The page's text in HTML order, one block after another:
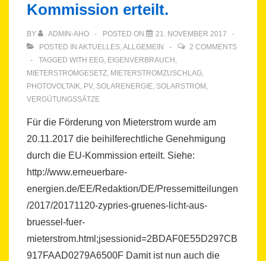
Kommission erteilt.
BY ADMIN-AHO POSTED ON
21. NOVEMBER 2017
POSTED IN AKTUELLES,ALLGEMEIN
2 COMMENTS
TAGGED WITH EEG, EIGENVERBRAUCH ,
MIETERSTROMGESETZ, MIETERSTROMZUSCHLAG,
PHOTOVOLTAIK, PV, SOLARENERGIE, SOLARSTROM ,
VERGÜTUNGSSÄTZE
Für die Förderung von Mieterstrom wurde am
20.11.2017 die beihilferechtliche Genehmigung
durch die EU-Kommission erteilt. Siehe:
http://www.erneuerbare-
energien.de/EE/Redaktion/DE/Pressemitteilungen
/2017/20171120-zypries-gruenes-licht-aus-
bruessel-fuer-
mieterstrom.html;jsessionid=2BDAF0E55D297CB
917FAAD0279A6500F Damit ist nun auch die